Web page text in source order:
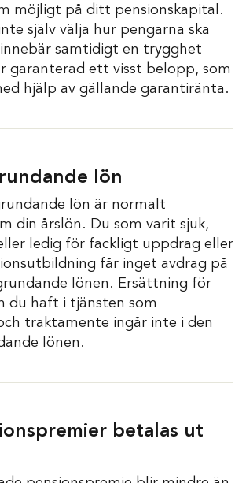
möjligt på ditt pensionskapital.
själv välja hur pengarna ska
samtidigt en trygghet
garanterad ett visst belopp, som
hjälp av gällande garantiränta.
lön
lön är normalt
din årslön. Du som varit sjuk,
ledig för fackligt uppdrag eller
får inget avdrag på
lönen. Ersättning för
du haft i tjänsten som
traktamente ingår inte i den
lönen.
betalas ut